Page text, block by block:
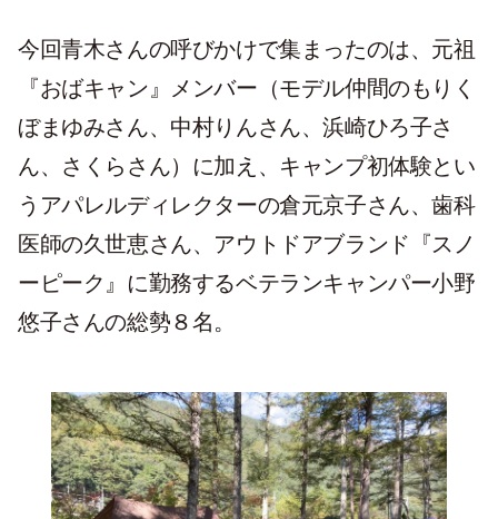
今回青木さんの呼びかけで集まったのは、元祖
『おばキャン』メンバー（モデル仲間のもりく
ぼまゆみさん、中村りんさん、浜崎ひろ子さ
ん、さくらさん）に加え、キャンプ初体験とい
うアパレルディレクターの倉元京子さん、歯科
医師の久世恵さん、アウトドアブランド『スノ
ーピーク』に勤務するベテランキャンパー小野
悠子さんの総勢８名。